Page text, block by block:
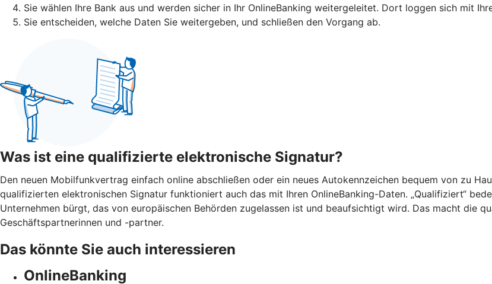
Sie wählen Ihre Bank aus und werden sicher in Ihr OnlineBanking weitergeleitet. Dort loggen sich mit
Sie entscheiden, welche Daten Sie weitergeben, und schließen den Vorgang ab.
Was ist eine qualifizierte elektronische Signatur?
Den neuen Mobilfunkvertrag einfach online abschließen oder ein neues Autokennzeichen bequem von zu
qualifizierten elektronischen Signatur funktioniert auch das mit Ihren OnlineBanking-Daten. „Qualifiziert“
Unternehmen bürgt, das von europäischen Behörden zugelassen ist und beaufsichtigt wird. Das macht die
Geschäftspartnerinnen und -partner.
Das könnte Sie auch interessieren
OnlineBanking